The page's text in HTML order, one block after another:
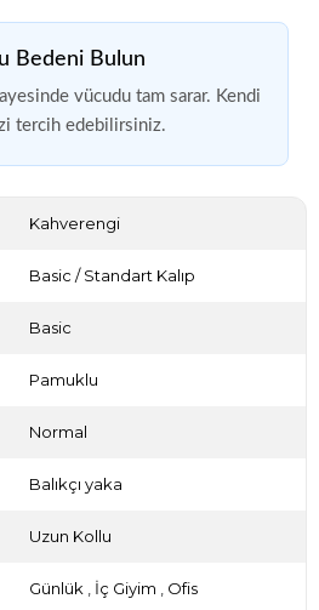
Bedeni Bulun
vücudu tam sarar. Kendi
tercih edebilirsiniz.
Kahverengi
Basic / Standart Kalıp
Basic
Pamuklu
Normal
Balıkçı yaka
Uzun Kollu
Günlük İç Giyim Ofis